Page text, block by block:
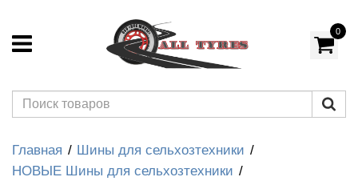
0
Главная
Шины для сельхозтехники
НОВЫЕ Шины для сельхозтехники